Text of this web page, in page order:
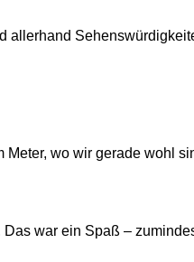
allerhand
wo wir gerade wohl
war ein Spaß –